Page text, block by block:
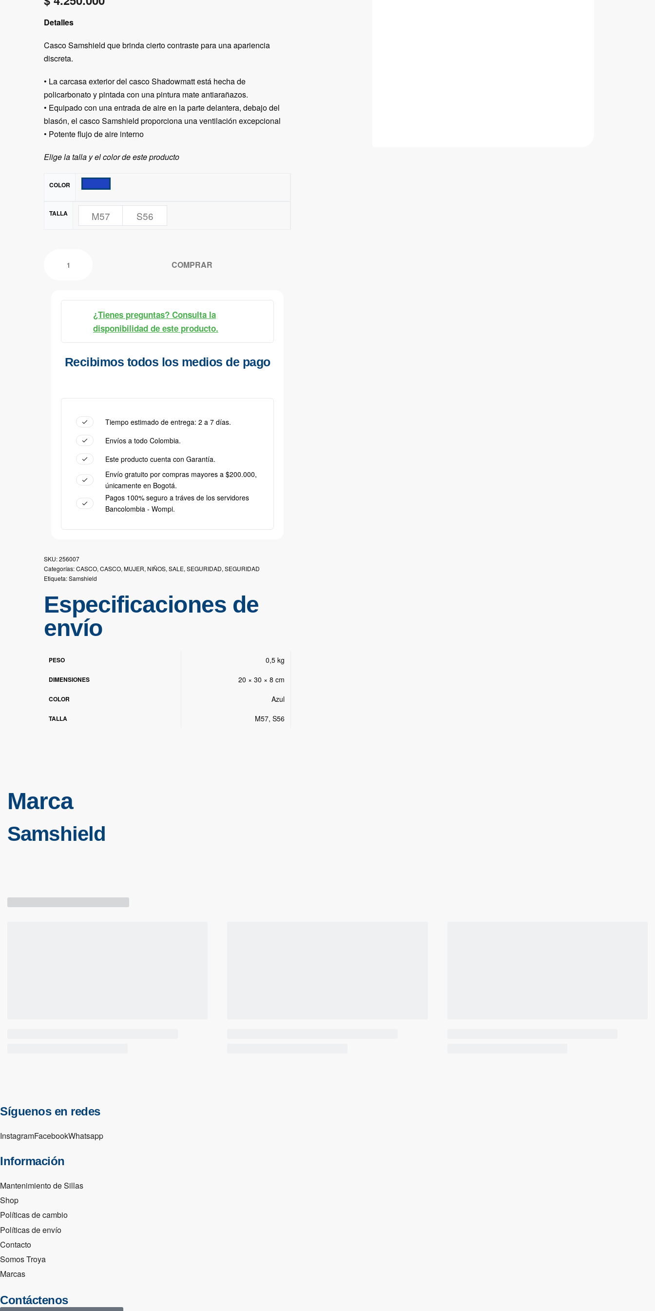
Detalles
Casco Samshield que brinda cierto contraste para una apariencia
discreta.
• La carcasa exterior del casco Shadowmatt está hecha de
policarbonato y pintada con una pintura mate antiarañazos.
• Equipado con una entrada de aire en la parte delantera, debajo del
blasón, el casco Samshield proporciona una ventilación excepcional
• Potente flujo de aire interno
Elige la talla y el color de este producto
COLOR
TALLA M57 S56
COMPRAR
¿Tienes preguntas? Consulta la
disponibilidad de este producto.
Recibimos todos los medios de pago
Tiempo estimado de entrega: 2 a 7 días.
Envíos a todo Colombia.
Este producto cuenta con Garantía.
Envío gratuito por compras mayores a $200.000,
únicamente en Bogotá.
Pagos 100% seguro a tráves de los servidores
Bancolombia - Wompi.
256007
Categorías:CASCO, CASCO, MUJER, NIÑOS, SALE, SEGURIDAD, SEGURIDAD
Etiqueta:Samshield
Especificaciones de
envío
PESO 0,5 kg
DIMENSIONES 20 × 30 × 8 cm
COLOR Azul
TALLA M57, S56
Marca
Samshield
Síguenos en redes
InstagramFacebookWhatsapp
Información
Mantenimiento de Sillas
Shop
Políticas de cambio
Políticas de envío
Contacto
Somos Troya
Marcas
Contáctenos